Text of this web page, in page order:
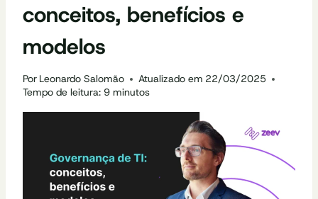
conceitos, benefícios e
modelos
Por Leonardo Salomão Atualizado em 22/03/2025
Tempo de leitura: 9 minutos